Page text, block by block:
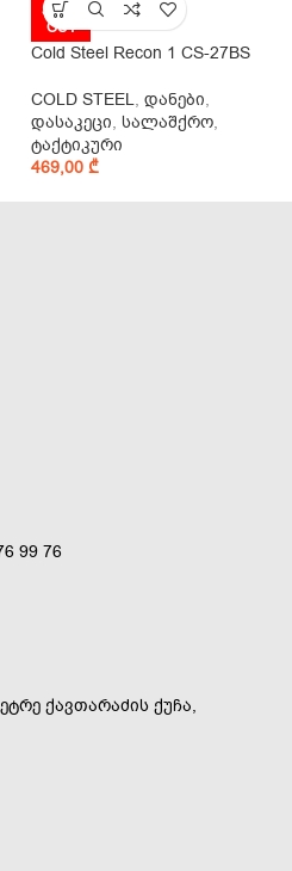
SOLD
OUT
Cold Steel Recon 1 CS-27BS
COLD STEEL, დანები,
დასაკეცი, სალაშქრო,
ტაქტიკური
469,00 ₾
99 76
ქავთარაძის ქუჩა,